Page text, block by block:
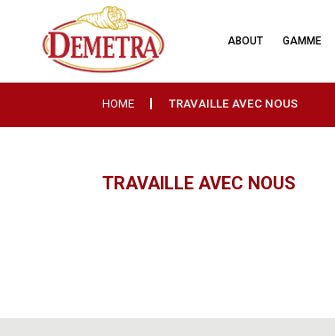
ABOUT GAMME
HOME TRAVAILLE AVEC NOUS
TRAVAILLE AVEC NOUS